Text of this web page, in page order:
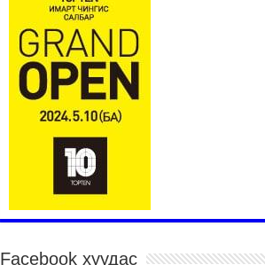
БҮГД НАЙРАМДАХ ТАЖИКИСТАН УЛСТАЙ
ЭДИЙН ЗАСГИЙН ХАМТЫН АЖИЛЛАГААГ
ӨРГӨЖҮҮЛНЭ
2026 оны 7 сар 21 / 16 цаг 34 минут
26,992 суралцагч хотхоны бага сургуульд, 8100
суралцагч төрөлжсөн ахлах сургуульд
2026 оны 7 сар 21 / 13 цаг 43 минут
COP17 хурлын үеэрх замын хөдөлгөөн, нийтийн
тээврийн зохицуулалт, сургууль, цэцэрлэг, зах,
худалдааны төвийн ажиллах хуваарийг гаргаж,
иргэдэд мэдээлэхийг үүрэг болголоо
Facebook хуудас